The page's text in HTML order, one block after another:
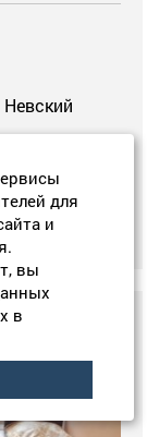
Невский
руб.
8,6
для
и
вы
в